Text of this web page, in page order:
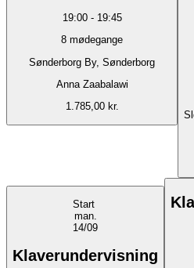
19:00- 19:45
8 mødegange
Sønderborg By, Sønderborg
Anna Zaabalawi
1.785,00 kr.
Start
man.
14/09
Klaverundervisning